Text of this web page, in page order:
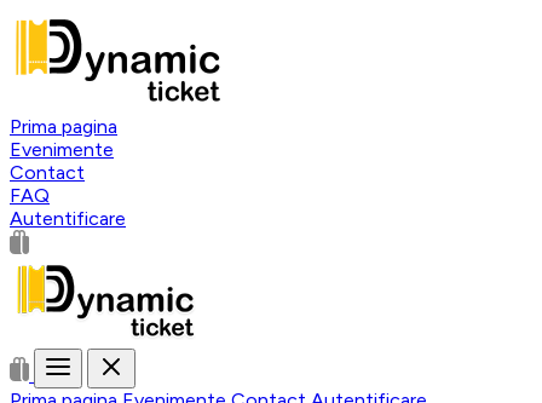
Prima pagina
Evenimente
Contact
FAQ
Autentificare